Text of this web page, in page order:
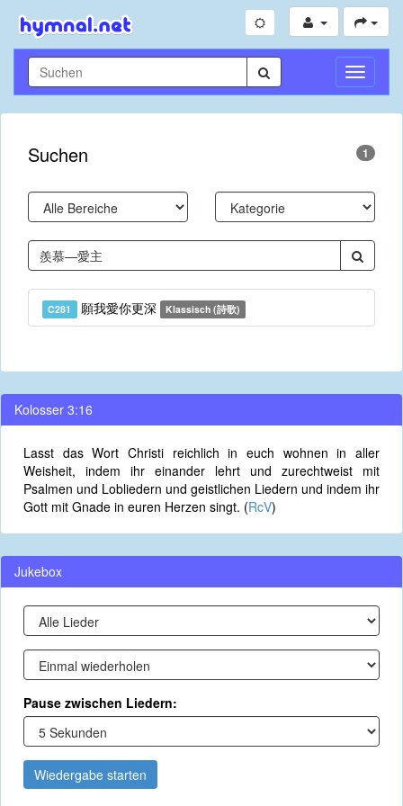
Suchen 1
C281 願我愛你更深 Klassisch (詩歌)
Kolosser 3:16
Lasst das Wort Christi reichlich in euch wohnen in aller
Weisheit, indem ihr einander lehrt und zurechtweist mit
Psalmen und Lobliedern und geistlichen Liedern und indem ihr
Gott mit Gnade in euren Herzen singt. (RcV)
Jukebox
Pause zwischen Liedern:
Wiedergabe starten